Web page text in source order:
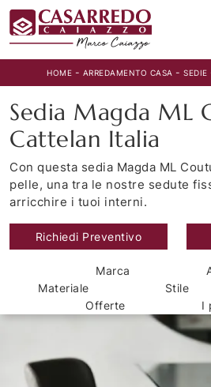
HOME - ARREDAMENTO CASA - SEDIE
Sedia Magda ML
Cattelan Italia
Con questa sedia Magda ML
pelle, una tra le nostre sedute
arricchire i tuoi interni.
Richiedi Preventivo
Marca
Materiale
Stile
Offerte
I